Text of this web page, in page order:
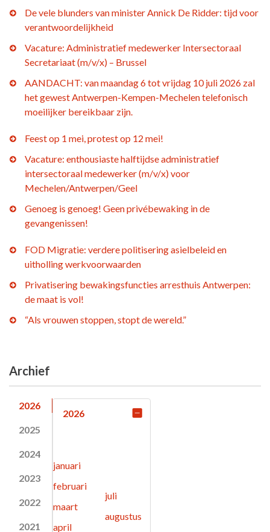
De vele blunders van minister Annick De Ridder: tijd voor
verantwoordelijkheid
Vacature: Administratief medewerker Intersectoraal
Secretariaat (m/v/x) – Brussel
AANDACHT: van maandag 6 tot vrijdag 10 juli 2026 zal
het gewest Antwerpen-Kempen-Mechelen telefonisch
moeilijker bereikbaar zijn.
Feest op 1 mei, protest op 12 mei!
Vacature: enthousiaste halftijdse administratief
intersectoraal medewerker (m/v/x) voor
Mechelen/Antwerpen/Geel
Genoeg is genoeg! Geen privébewaking in de
gevangenissen!
FOD Migratie: verdere politisering asielbeleid en
uitholling werkvoorwaarden
Privatisering bewakingsfuncties arresthuis Antwerpen:
de maat is vol!
“Als vrouwen stoppen, stopt de wereld.”
Archief
2026
2025
2024
2023
2022
2021
2026
januari
februari
maart
april
juli
augustus